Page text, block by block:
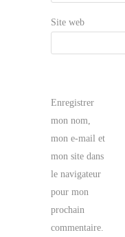
Site web
Enregistrer
mon nom,
mon e-mail et
mon site dans
le navigateur
pour mon
prochain
commentaire.